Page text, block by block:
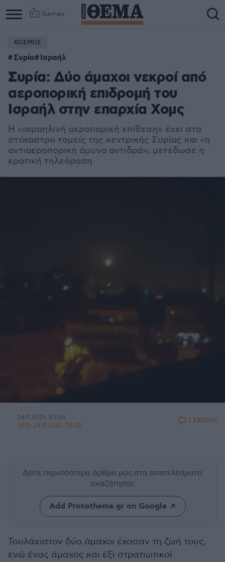
Games
Column
1
Column
2
ΚΟΣΜΟΣ
Συρία Ισραήλ
Συρία: Δύο άμαχοι νεκροί από
αεροπορική επιδρομή του
Ισραήλ στην επαρχία Χομς
Η «ισραηλινή αεροπορική επίθεση» έχει στο
στόχαστρο τομείς της κεντρικής Συρίας και «η
αντιαεροπορική άμυνα αντιδρά», μετέδωσε η
κρατική τηλεόραση
24.11.2021, 03:06
UPD: 24.11.2021, 05:32
1 ΣΧΟΛΙΟ
Δείτε περισσότερα άρθρα μας στα αποτελέσματα
αναζήτησης
Add Protothema.gr on Google
Τουλάχιστον δύο άμαχοι έχασαν τη ζωή τους,
ενώ ένας άμαχος και έξι στρατιωτικοί